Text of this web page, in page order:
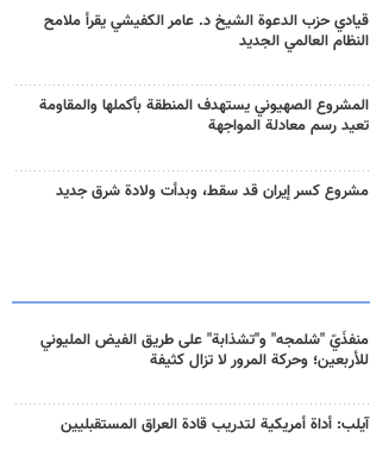
قيادي حزب الدعوة الشيخ د. عامر الكفيشي يقرأ ملامح
النظام العالمي الجديد
المشروع الصهيوني يستهدف المنطقة بأكملها والمقاومة
تعيد رسم معادلة المواجهة
مشروع كسر إيران قد سقط، وبدأت ولادة شرق جديد
منفذَيّ "شلمجه" و"تشذابة" على طريق الفيض المليوني
للأربعين؛ وحركة المرور لا تزال كثيفة
آيلب: أداة أمريكية لتدريب قادة العراق المستقبليين